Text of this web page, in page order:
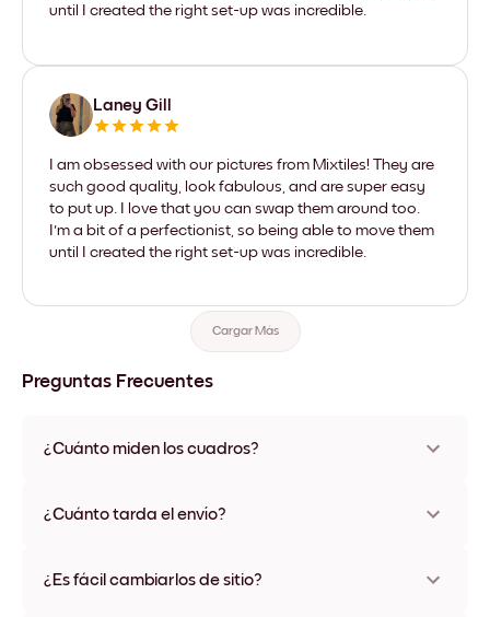
until I created the right set-up was incredible.
Laney Gill
I am obsessed with our pictures from Mixtiles! They are
such good quality, look fabulous, and are super easy
to put up. I love that you can swap them around too.
I'm a bit of a perfectionist, so being able to move them
until I created the right set-up was incredible.
Cargar Más
Preguntas Frecuentes
¿Cuánto miden los cuadros?
varios materiales y colores de marco, incluidas opciones sin
¿Cuánto tarda el envío?
disponibles en algunos países. Te enviaremos un número de
¿Es fácil cambiarlos de sitio?